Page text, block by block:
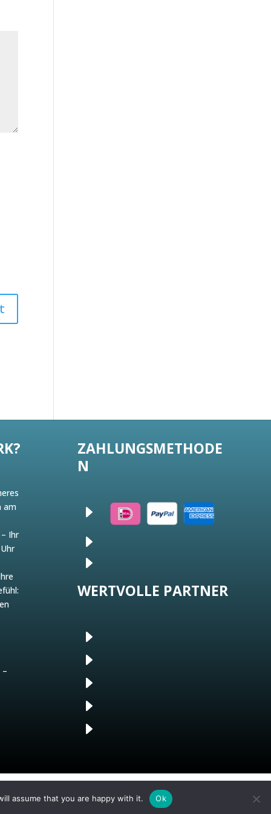
am
Ihr
–
ZAHLUNGSMETHODE
N
E
E
E
WERTVOLLE PARTNER
E
E
E
E
E
assume that you are happy with it. Ok